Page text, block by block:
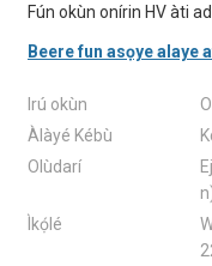
Fún okùn onírin HV àti
Beere fun asọye alaye
Irú okùn
Àlàyé Kébù
Olùdarí
Ìkọ́lé